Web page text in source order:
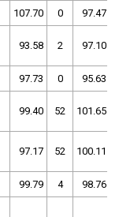
107.70 0 97.47
93.58 2 97.10
97.73 0 95.63
99.40 52 101.65
97.17 52 100.11
99.79 4 98.76